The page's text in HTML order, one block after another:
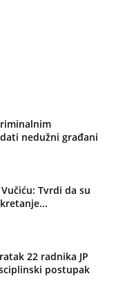
nedužni građani
Tvrdi da su
22 radnika JP
postupak